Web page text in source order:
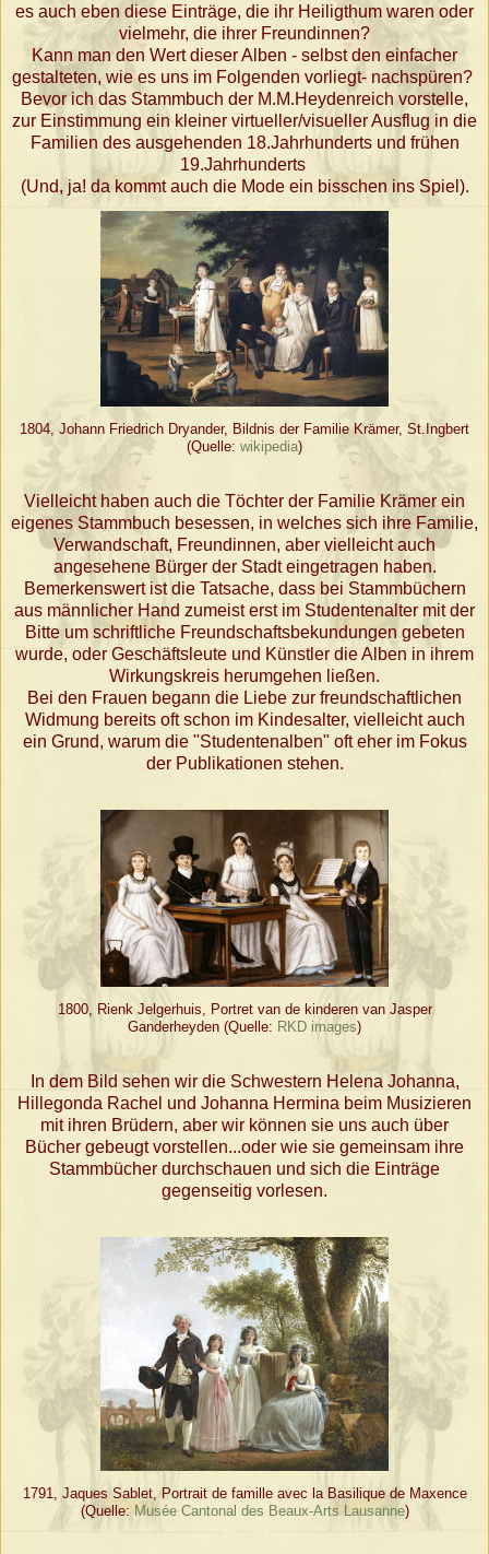
es auch eben diese Einträge, die ihr Heiligthum waren oder
vielmehr, die ihrer Freundinnen?
Kann man den Wert dieser Alben - selbst den einfacher
gestalteten, wie es uns im Folgenden vorliegt- nachspüren?
Bevor ich das Stammbuch der M.M.Heydenreich vorstelle,
zur Einstimmung ein kleiner virtueller/visueller Ausflug in die
Familien des ausgehenden 18.Jahrhunderts und frühen
19.Jahrhunderts
(Und, ja! da kommt auch die Mode ein bisschen ins Spiel).
1804, Johann Friedrich Dryander, Bildnis der Familie Krämer, St.Ingbert
(Quelle: wikipedia)
Vielleicht haben auch die Töchter der Familie Krämer ein
eigenes Stammbuch besessen, in welches sich ihre Familie,
Verwandschaft, Freundinnen, aber vielleicht auch
angesehene Bürger der Stadt eingetragen haben.
Bemerkenswert ist die Tatsache, dass bei Stammbüchern
aus männlicher Hand zumeist erst im Studentenalter mit der
Bitte um schriftliche Freundschaftsbekundungen gebeten
wurde, oder Geschäftsleute und Künstler die Alben in ihrem
Wirkungskreis herumgehen ließen.
Bei den Frauen begann die Liebe zur freundschaftlichen
Widmung bereits oft schon im Kindesalter, vielleicht auch
ein Grund, warum die "Studentenalben" oft eher im Fokus
der Publikationen stehen.
1800, Rienk Jelgerhuis, Portret van de kinderen van Jasper
Ganderheyden (Quelle: RKD images)
In dem Bild sehen wir die Schwestern Helena Johanna,
Hillegonda Rachel und Johanna Hermina beim Musizieren
mit ihren Brüdern, aber wir können sie uns auch über
Bücher gebeugt vorstellen...oder wie sie gemeinsam ihre
Stammbücher durchschauen und sich die Einträge
gegenseitig vorlesen.
1791, Jaques Sablet, Portrait de famille avec la Basilique de Maxence
(Quelle: Musée Cantonal des Beaux-Arts Lausanne)